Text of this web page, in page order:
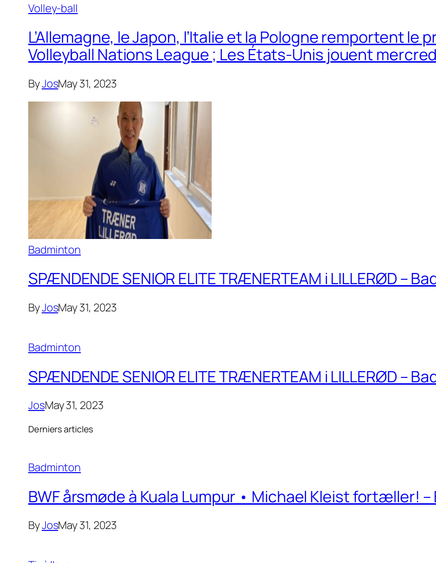
Volley-ball
L’Allemagne, le Japon, l’Italie et la Pologne remportent le
Volleyball Nations League ; Les États-Unis jouent
ByJosMay 31, 2023
Badminton
SPÆNDENDE SENIOR ELITE TRÆNERTEAM i LILLERØD –
ByJosMay 31, 2023
Badminton
SPÆNDENDE SENIOR ELITE TRÆNERTEAM i LILLERØD –
JosMay 31, 2023
Derniers articles
Badminton
BWF årsmøde à Kuala Lumpur • Michael Kleist fortæller!
ByJosMay 31, 2023